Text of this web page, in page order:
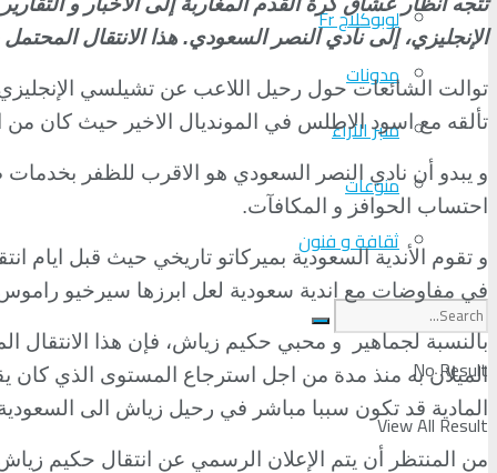
لوبوكلاج Fr
مدونات
منبر الآراء
منوعات
ثقافة و فنون
No Result
View All Result
الإنجليزي، إلى نادي النصر السعودي. هذا الانتقال
توالت الشائعات حول رحيل اللاعب عن تشيلسي
تألقه مع اسود الاطلس في المونديال الاخير حيث كان من
احتساب الحوافز و المكافآت.
و تقوم الأندية السعودية بميركاتو تاريخي حيث قبل ايام
في مفاوضات مع اندية سعودية لعل ابرزها سيرخيو
بالنسبة لجماهير و محبي حكيم زياش، فإن هذا الانتقال
الميلان به منذ مدة من اجل استرجاع المستوى الذي كان
المادية قد تكون سببا مباشر في رحيل زياش الى
من المنتظر أن يتم الإعلان الرسمي عن انتقال حكيم زياش بعد